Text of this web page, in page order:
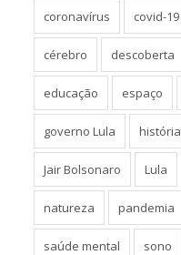
coronavírus covid-19
cérebro descoberta
educação espaço
governo Lula história
Jair Bolsonaro Lula
natureza pandemia
saúde mental sono